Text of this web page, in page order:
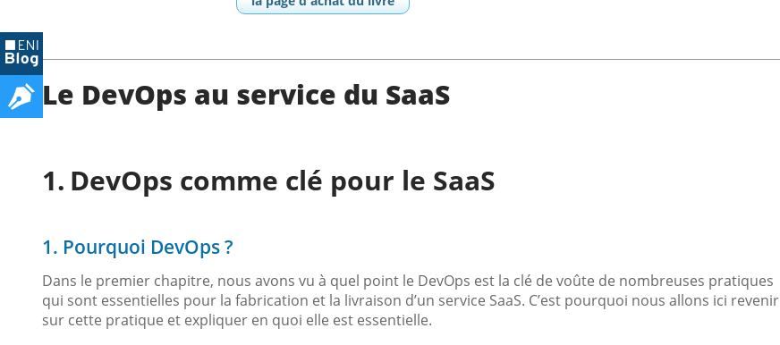
Le DevOps au service du SaaS
DevOps comme clé pour le SaaS
1. Pourquoi DevOps ?
Dans le premier chapitre, nous avons vu à quel point le DevOps est la clé de voûte de nombreuses pratiques
qui sont essentielles pour la fabrication et la livraison d’un service SaaS. C’est pourquoi nous allons ici revenir
sur cette pratique et expliquer en quoi elle est essentielle.